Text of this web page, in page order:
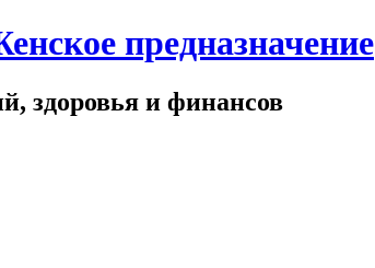
предназначение
здоровья и финансов